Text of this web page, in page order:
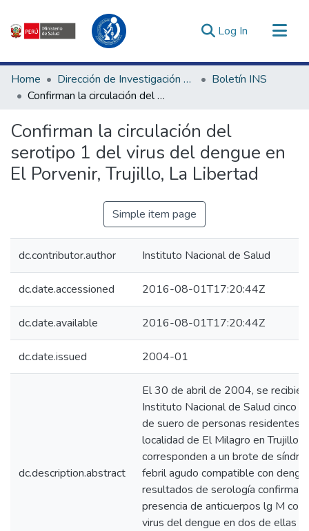
Log In (current)
Communities & Collections
All of DSpace
Estadísticas Externas
Enlaces de interés ▾
Home Dirección de Investigación e Innovación en Salud
Boletín INS
Confirman la circulación del serotipo 1 del virus del dengue en El Porvenir, Trujillo, La Libertad
Confirman la circulación del
serotipo 1 del virus del dengue en
El Porvenir, Trujillo, La Libertad
Simple item page
dc.contributor.author Instituto Nacional de Salud
dc.date.accessioned 2016-08-01T17:20:44Z
dc.date.available 2016-08-01T17:20:44Z
dc.date.issued 2004-01
dc.description.abstract
El 30 de abril de 2004, se
Instituto Nacional de Salud cinco
de suero de personas residentes
localidad de El Milagro en Trujillo
corresponden a un brote de
febril agudo compatible con
resultados de serología
presencia de anticuerpos lg M
virus del dengue en dos de ellas y